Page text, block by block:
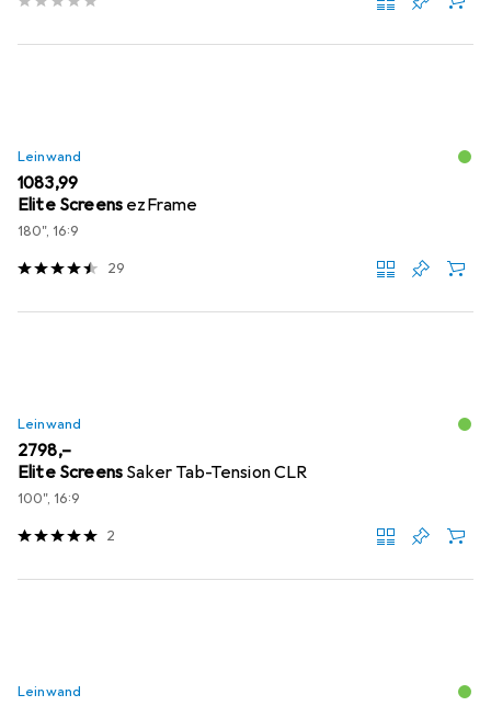
Leinwand
EUR
1083,99
Elite Screens ezFrame
180", 16:9
29
Leinwand
EUR
2798,–
Elite Screens Saker Tab-Tension CLR
100", 16:9
2
Leinwand